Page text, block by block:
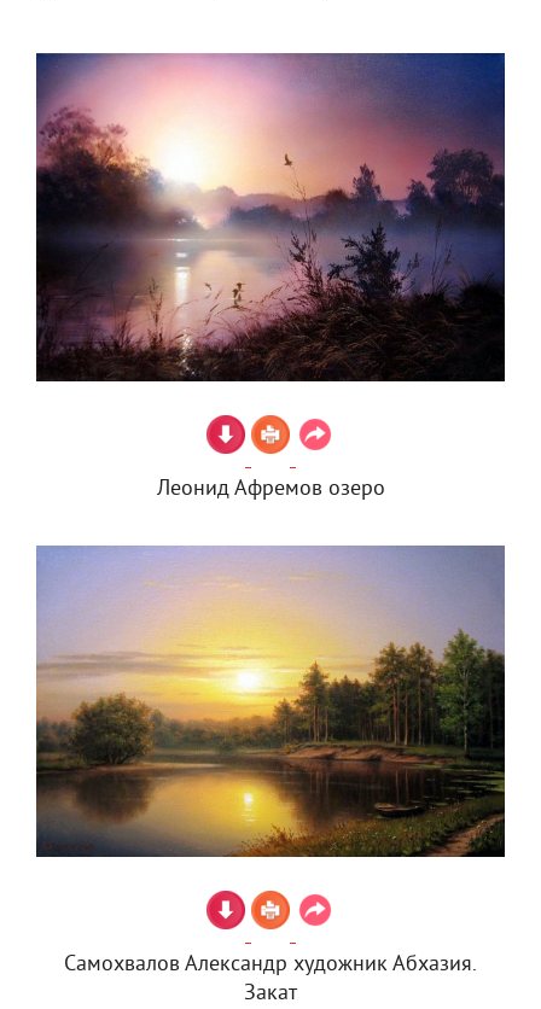
Леонид Афремов озеро
Самохвалов Александр художник Абхазия.
Закат